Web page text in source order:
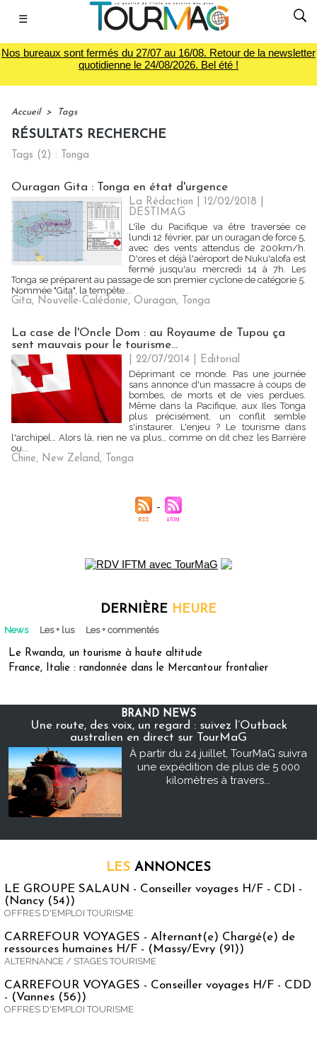
☰
Nos bureaux sont fermés du 27/07 au 16/08. Retour de la newsletter
quotidienne le 24/08/2026. Bel été !
Accueil > Tags
RÉSULTATS RECHERCHE
Tags (2) : Tonga
Ouragan Gita : Tonga en état d'urgence
La Rédaction | 12/02/2018
DESTIMAG
L'île du Pacifique va être traversée ce
lundi 12 février, par un ouragan de force 5,
avec des vents attendus de 200km/h.
D'ores et déjà l'aéroport de Nuku'alofa est
fermé jusqu'au mercredi 14 à 7h. Les
Tonga se préparent au passage de son premier cyclone de catégorie 5.
Nommée "Gita", la tempête...
Gita, Nouvelle-Calédonie, Ouragan, Tonga
La case de l'Oncle Dom : au Royaume de Tupou ça
sent mauvais pour le tourisme...
| 22/07/2014
Editorial
Déprimant ce monde. Pas une journée
sans annonce d'un massacre à coups de
bombes, de morts et de vies perdues.
Même dans la Pacifique, aux Iles Tonga
plus précisément, un conflit semble
s'instaurer. L'enjeu ? Le tourisme dans
l'archipel… Alors là, rien ne va plus… comme on dit chez les Barrière
ou...
Chine, New Zeland, Tonga
DERNIÈRE HEURE
News Les + lus Les + commentés
Le Rwanda, un tourisme à haute altitude
France, Italie : randonnée dans le Mercantour frontalier
BRAND NEWS
Une route, des voix, un regard : suivez l’Outback
australien en direct sur TourMaG
À partir du 24 juillet, TourMaG suivra
une expédition de plus de 5 000
kilomètres à travers...
LES ANNONCES
LE GROUPE SALAUN - Conseiller voyages H/F - CDI -
(Nancy (54))
OFFRES D'EMPLOI TOURISME
CARREFOUR VOYAGES - Alternant(e) Chargé(e) de
ressources humaines H/F - (Massy/Evry (91))
ALTERNANCE / STAGES TOURISME
CARREFOUR VOYAGES - Conseiller voyages H/F - CDD
- (Vannes (56))
OFFRES D'EMPLOI TOURISME